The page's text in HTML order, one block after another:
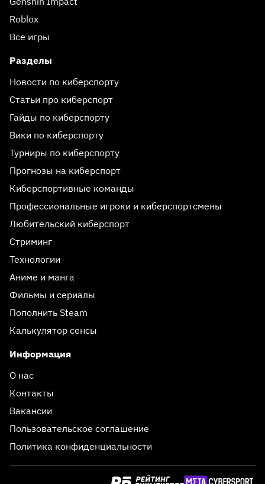
Roblox
Все игры
Разделы
Новости по киберспорту
Статьи про киберспорт
Гайды по киберспорту
Вики по киберспорту
Турниры по киберспорту
Прогнозы на киберспорт
Киберспортивные команды
Профессиональные игроки и киберспортсмены
Любительский киберспорт
Стриминг
Технологии
Аниме и манга
Фильмы и сериалы
Пополнить Steam
Калькулятор сенсы
Информация
О нас
Контакты
Вакансии
Пользовательское соглашение
Политика конфиденциальности